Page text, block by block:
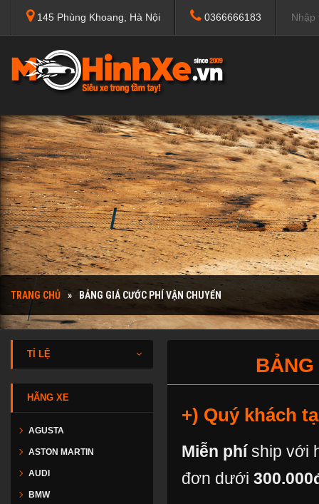
145 Phùng Khoang, Hà Nội 0366666183
TRANG CHỦ BẢNG GIÁ CƯỚC PHÍ VẬN CHUYỂN
TỈ LỆ
HÃNG XE
AGUSTA
ASTON MARTIN
AUDI
BMW
+) Quý khách
Miễn phíship với
đơn dưới